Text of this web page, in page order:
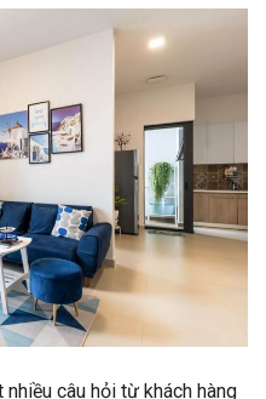
câu hỏi từ khách hàng